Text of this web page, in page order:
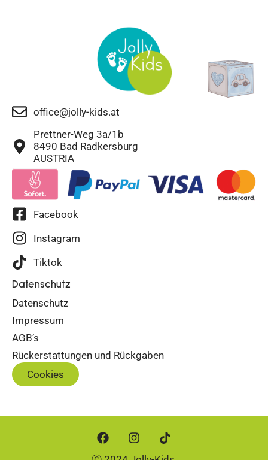
office@jolly-kids.at
Prettner-Weg 3a/1b
8490 Bad Radkersburg
AUSTRIA
Facebook
Instagram
Tiktok
Datenschutz
Datenschutz
Impressum
AGB’s
Rückerstattungen und Rückgaben
Cookies